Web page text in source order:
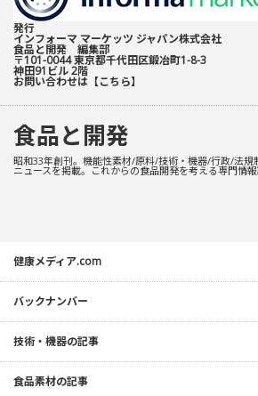
発行
インフォーマ マーケッツ ジャパン株式会社
食品と開発 編集部
〒101-0044 東京都千代田区鍛冶町1-8-3
神田91ビル 2階
お問い合わせは 【こちら】
食品と開発
昭和33年創刊。機能性素材/原料/技術・機器/行政/法
ニュースを掲載。これからの食品開発を考える専門情報
健康メディア.com
バックナンバー
技術・機器の記事
食品素材の記事